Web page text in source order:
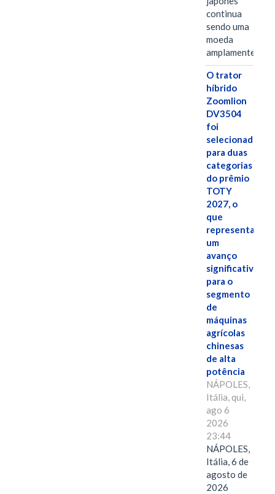
continua
sendo uma
moeda
amplamente…
O trator
híbrido
Zoomlion
DV3504
foi
selecionado
para duas
categorias
do prêmio
TOTY
2027, o
que
representa
um
avanço
significativo
para o
segmento
de
máquinas
agrícolas
chinesas
de alta
potência
NÁPOLES,
Itália, qui,
ago 6
2026
23:44
NÁPOLES,
Itália, 6 de
agosto de
2026